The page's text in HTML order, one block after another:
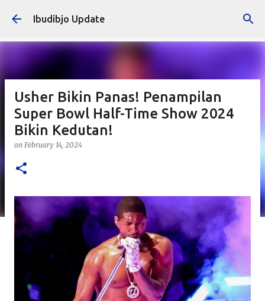
Skip to main content
Ibudibjo Update
Usher Bikin Panas! Penampilan
Super Bowl Half-Time Show 2024
Bikin Kedutan!
on February 14, 2024